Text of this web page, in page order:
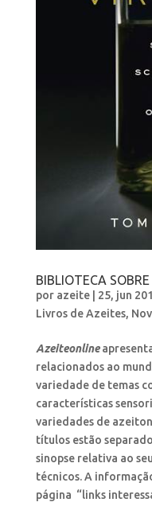
BIBLIOTECA
por azeite| 25, jun
Livros de Azeites,
Azeiteonline
relacionados ao
variedade de temas
características
variedades de
títulos estão
sinopse relativa ao
técnicos. A
página “links